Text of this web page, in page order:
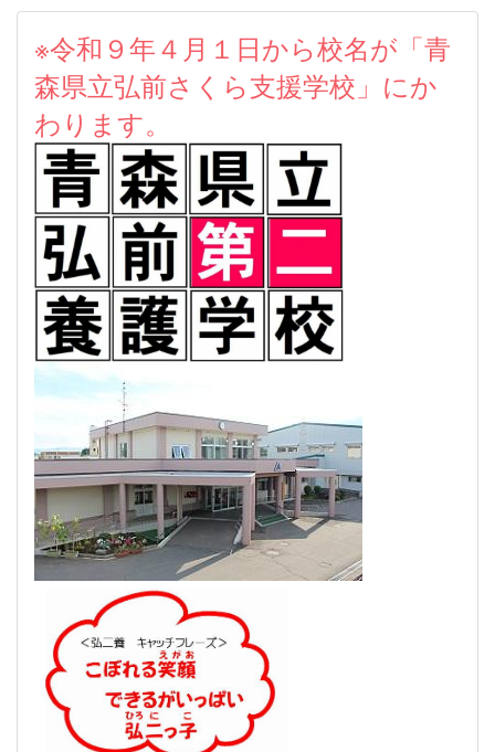
※令和９年４月１日から校名が「青
森県立弘前さくら支援学校」にか
わります。